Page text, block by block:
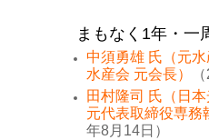
まもなく1年・一
中須勇雄 氏（元
水産会 元会長）
田村隆司 氏（日
元代表取締役専務
年8月14日）